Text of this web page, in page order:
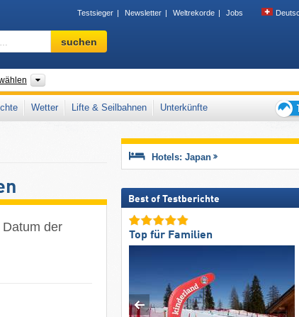
Testsieger Newsletter Weltrekorde Jobs
Skigebiet,
Region,
suchen
Wetter Lifte & Seilbahnen
Unterkünfte
für
der
Hotels: Japan
Best of Testberichte
Top für Familien